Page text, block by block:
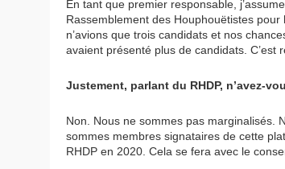
En tant que premier responsable,
Rassemblement des Houphouëtistes
n’avions que trois candidats et nos
avaient présenté plus de candidats. C’est
Justement, parlant du RHDP, n’avez-
Non. Nous ne sommes pas marginalisés.
sommes membres signataires de cette
RHDP en 2020. Cela se fera avec le